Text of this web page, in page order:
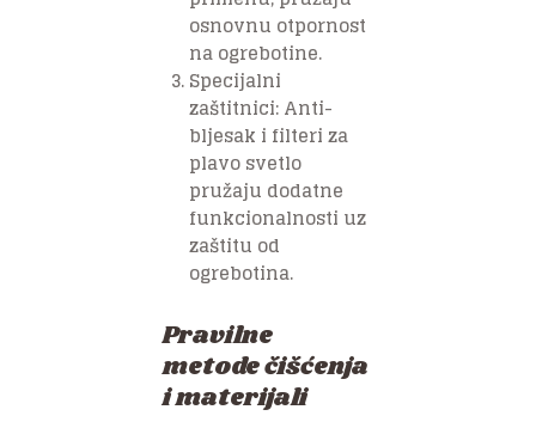
osnovnu otpornost
na ogrebotine.
Specijalni
zaštitnici: Anti-
bljesak i filteri za
plavo svetlo
pružaju dodatne
funkcionalnosti uz
zaštitu od
ogrebotina.
Pravilne
metode čišćenja
i materijali